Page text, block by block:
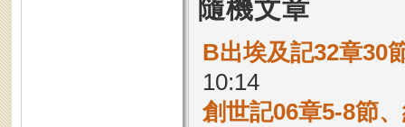
隨機文章
B出埃及記32章30
10:14
創世記06章5-8節